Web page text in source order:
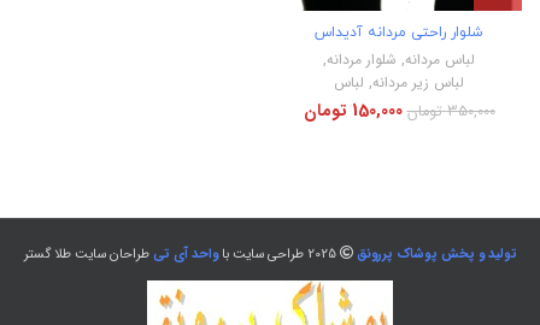
شلوار راحتی مردانه آدیداس
لباس مردانه, شلوار مردانه,
لباس زیر مردانه, لباس
350,000 تومان 150,000 تومان
تولید و پخش پوشاک پررونق 2025 طراحی سایت با واحد آی تیطراحان سایت طلا گستر